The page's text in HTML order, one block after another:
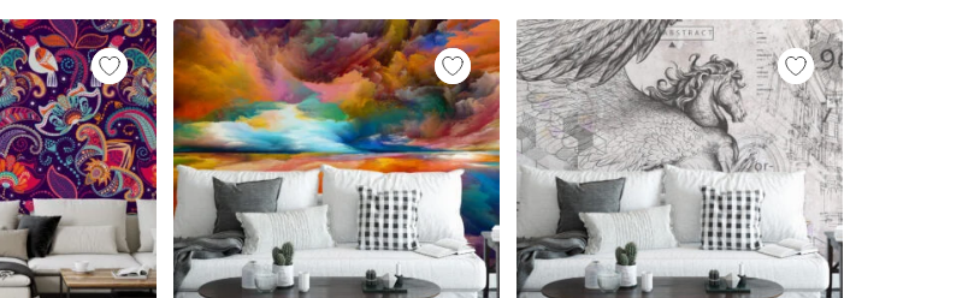
yapışkanlı folyolarımız da geniş kullanım amacına sahiptir. Bu
folyolar sayesinde masa, çekmece, dolap kapakları gibi
mobilyalarınıza ilk günkü gibi yeni bir görünüm kazandırabilirsiniz.
Yüzeyi düz olan cam dahil her türlü yüzeye yapışabilen ve suya
dayanıklı yapışkanlı folyo modellerimizi ilgili kategoride
bulabilirsiniz.
Duvarium, yalnızca bu ürünlerle sınırlı kalmayıp aynı zamanda
kanvas tablo gibi çeşitli duvar dekorasyon ürünlerinin de üretimini
ve satışını yapmaktadır. Duvar tasarımının önemini biliyor ve evin en
kritik dekorasyon alanı olduğunu kabul ediyoruz. Bu nedenle ürün